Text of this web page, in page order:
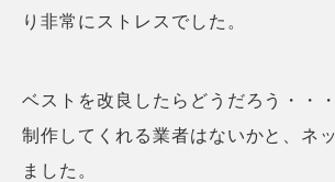
り非常にストレスでした。
ベストを改良したらどうだろう・・
制作してくれる業者はないかと、ネ
ました。